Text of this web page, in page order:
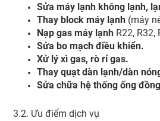
Sửa máy lạnh không lạnh,
Thay block máy lạnh (máy
Nạp gas máy lạnh R22, R32,
Sửa bo mạch điều khiển.
Xử lý xì gas, rò rỉ gas.
Thay quạt dàn lạnh/dàn
Sửa chữa hệ thống ống
3.2. Ưu điểm dịch vụ